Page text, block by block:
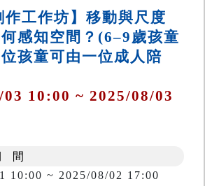
工作坊】移動與尺度
感知空間？(6–9歲孩童
孩童可由一位成人陪
10:00 ~ 2025/08/03
間
10:00 ~ 2025/08/02 17:00